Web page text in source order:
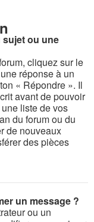
ou une
cliquez sur le
réponse à un
« Répondre ». Il
avant de pouvoir
liste de vos
du forum ou du
de nouveaux
des pièces
un message ?
ou un